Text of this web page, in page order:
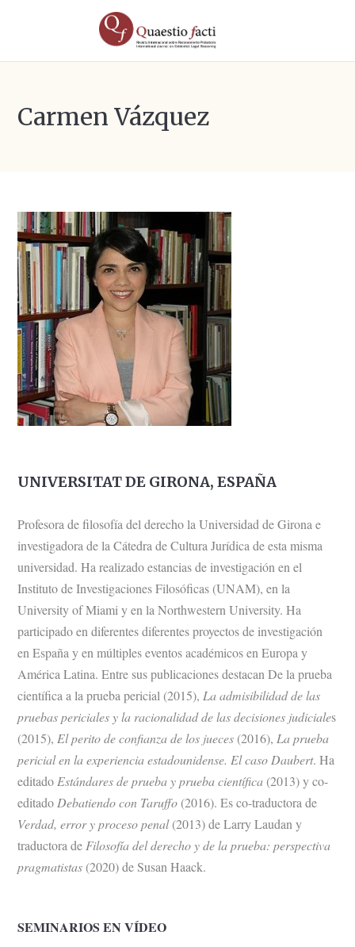
Carmen Vázquez
UNIVERSITAT DE GIRONA, ESPAÑA
Profesora de filosofía del derecho la Universidad de Girona e
investigadora de la Cátedra de Cultura Jurídica de esta misma
universidad. Ha realizado estancias de investigación en el
Instituto de Investigaciones Filosóficas (UNAM), en la
University of Miami y en la Northwestern University. Ha
participado en diferentes diferentes proyectos de investigación
en España y en múltiples eventos académicos en Europa y
América Latina. Entre sus publicaciones destacan De la prueba
científica a la prueba pericial (2015),La admisibilidad de las
pruebas periciales y la racionalidad de las decisiones judiciales
(2015),El perito de confianza de los jueces (2016),La prueba
pericial en la experiencia estadounidense. El caso Daubert. Ha
editadoEstándares de prueba y prueba científica (2013) y co-
editadoDebatiendo con Taruffo (2016). Es co-traductora de
Verdad, error y proceso penal(2013) de Larry Laudan y
traductora deFilosofía del derecho y de la prueba: perspectiva
pragmatistas (2020) de Susan Haack.
SEMINARIOS EN VÍDEO